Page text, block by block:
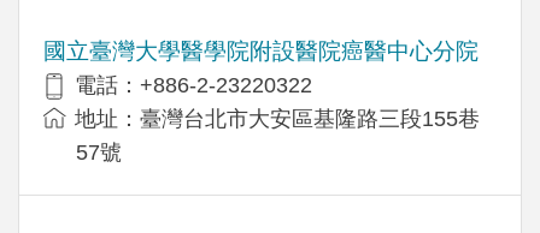
國立臺灣大學醫學院附設醫院癌醫中心分院
電話：+886-2-23220322
地址：臺灣台北市大安區基隆路三段155巷
57號